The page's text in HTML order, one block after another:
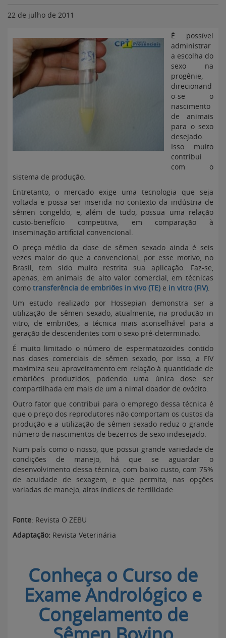
22 de julho de 2011
É possível
administrar
a escolha do
sexo na
progênie,
direcionand
o-se o
nascimento
de animais
para o sexo
desejado.
Isso muito
contribui
com o
sistema de produção.
Entretanto, o mercado exige uma tecnologia que seja
voltada e possa ser inserida no contexto da indústria de
sêmen congeldo, e, além de tudo, possua uma relação
custo-benefício competitiva, em comparação à
inseminação artificial convencional.
O preço médio da dose de sêmen sexado ainda é seis
vezes maior do que a convencional, por esse motivo, no
Brasil, tem sido muito restrita sua aplicação. Faz-se,
apenas, em animais de alto valor comercial, em técnicas
como transferência de embriões in vivo (TE) e in vitro (FIV).
Um estudo realizado por Hossepian demonstra ser a
utilização de sêmen sexado, atualmente, na produção in
vitro, de embriões, a técnica mais aconselhável para a
geração de descendentes com o sexo pré-determinado.
É muito limitado o número de espermatozoides contido
nas doses comerciais de sêmen sexado, por isso, a FIV
maximiza seu aproveitamento em relação à quantidade de
embriões produzidos, podendo uma única dose ser
compartilhada em mais de um a nimal doador de ovócito.
Outro fator que contribui para o emprego dessa técnica é
que o preço dos reprodutores não comportam os custos da
produção e a utilização de sêmen sexado reduz o grande
número de nascimentos de bezerros de sexo indesejado.
Num país como o nosso, que possui grande variedade de
condições de manejo, há que se aguardar o
desenvolvimento dessa técnica, com baixo custo, com 75%
de acuidade de sexagem, e que permita, nas opções
variadas de manejo, altos índices de fertilidade.
Fonte: Revista O ZEBU
Adaptação: Revista Veterinária
Conheça o Curso de
Exame Andrológico e
Congelamento de